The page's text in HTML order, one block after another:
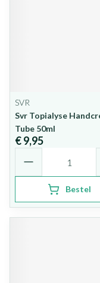
SVR
Svr Topialyse
Tube 50ml
€ 9,95
Bestel